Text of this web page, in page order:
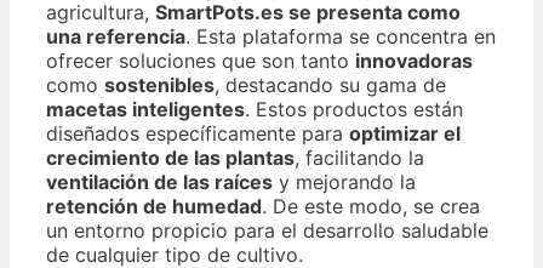
agricultura, SmartPots.es se presenta como
una referencia. Esta plataforma se concentra en
ofrecer soluciones que son tanto innovadoras
como sostenibles, destacando su gama de
macetas inteligentes. Estos productos están
diseñados específicamente para optimizar el
crecimiento de las plantas, facilitando la
ventilación de las raíces y mejorando la
retención de humedad. De este modo, se crea
un entorno propicio para el desarrollo saludable
de cualquier tipo de cultivo.